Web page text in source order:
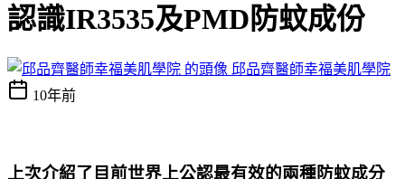
認識IR3535及PMD防蚊成份
邱品齊醫師幸福美肌學院
10年前
上次介紹了目前世界上公認最有效的兩種防蚊成分